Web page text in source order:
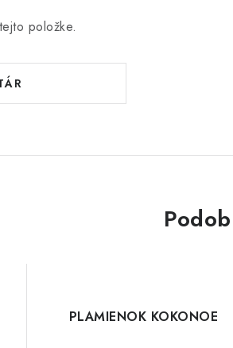
položke.
PLAMIENOK KOKONOE